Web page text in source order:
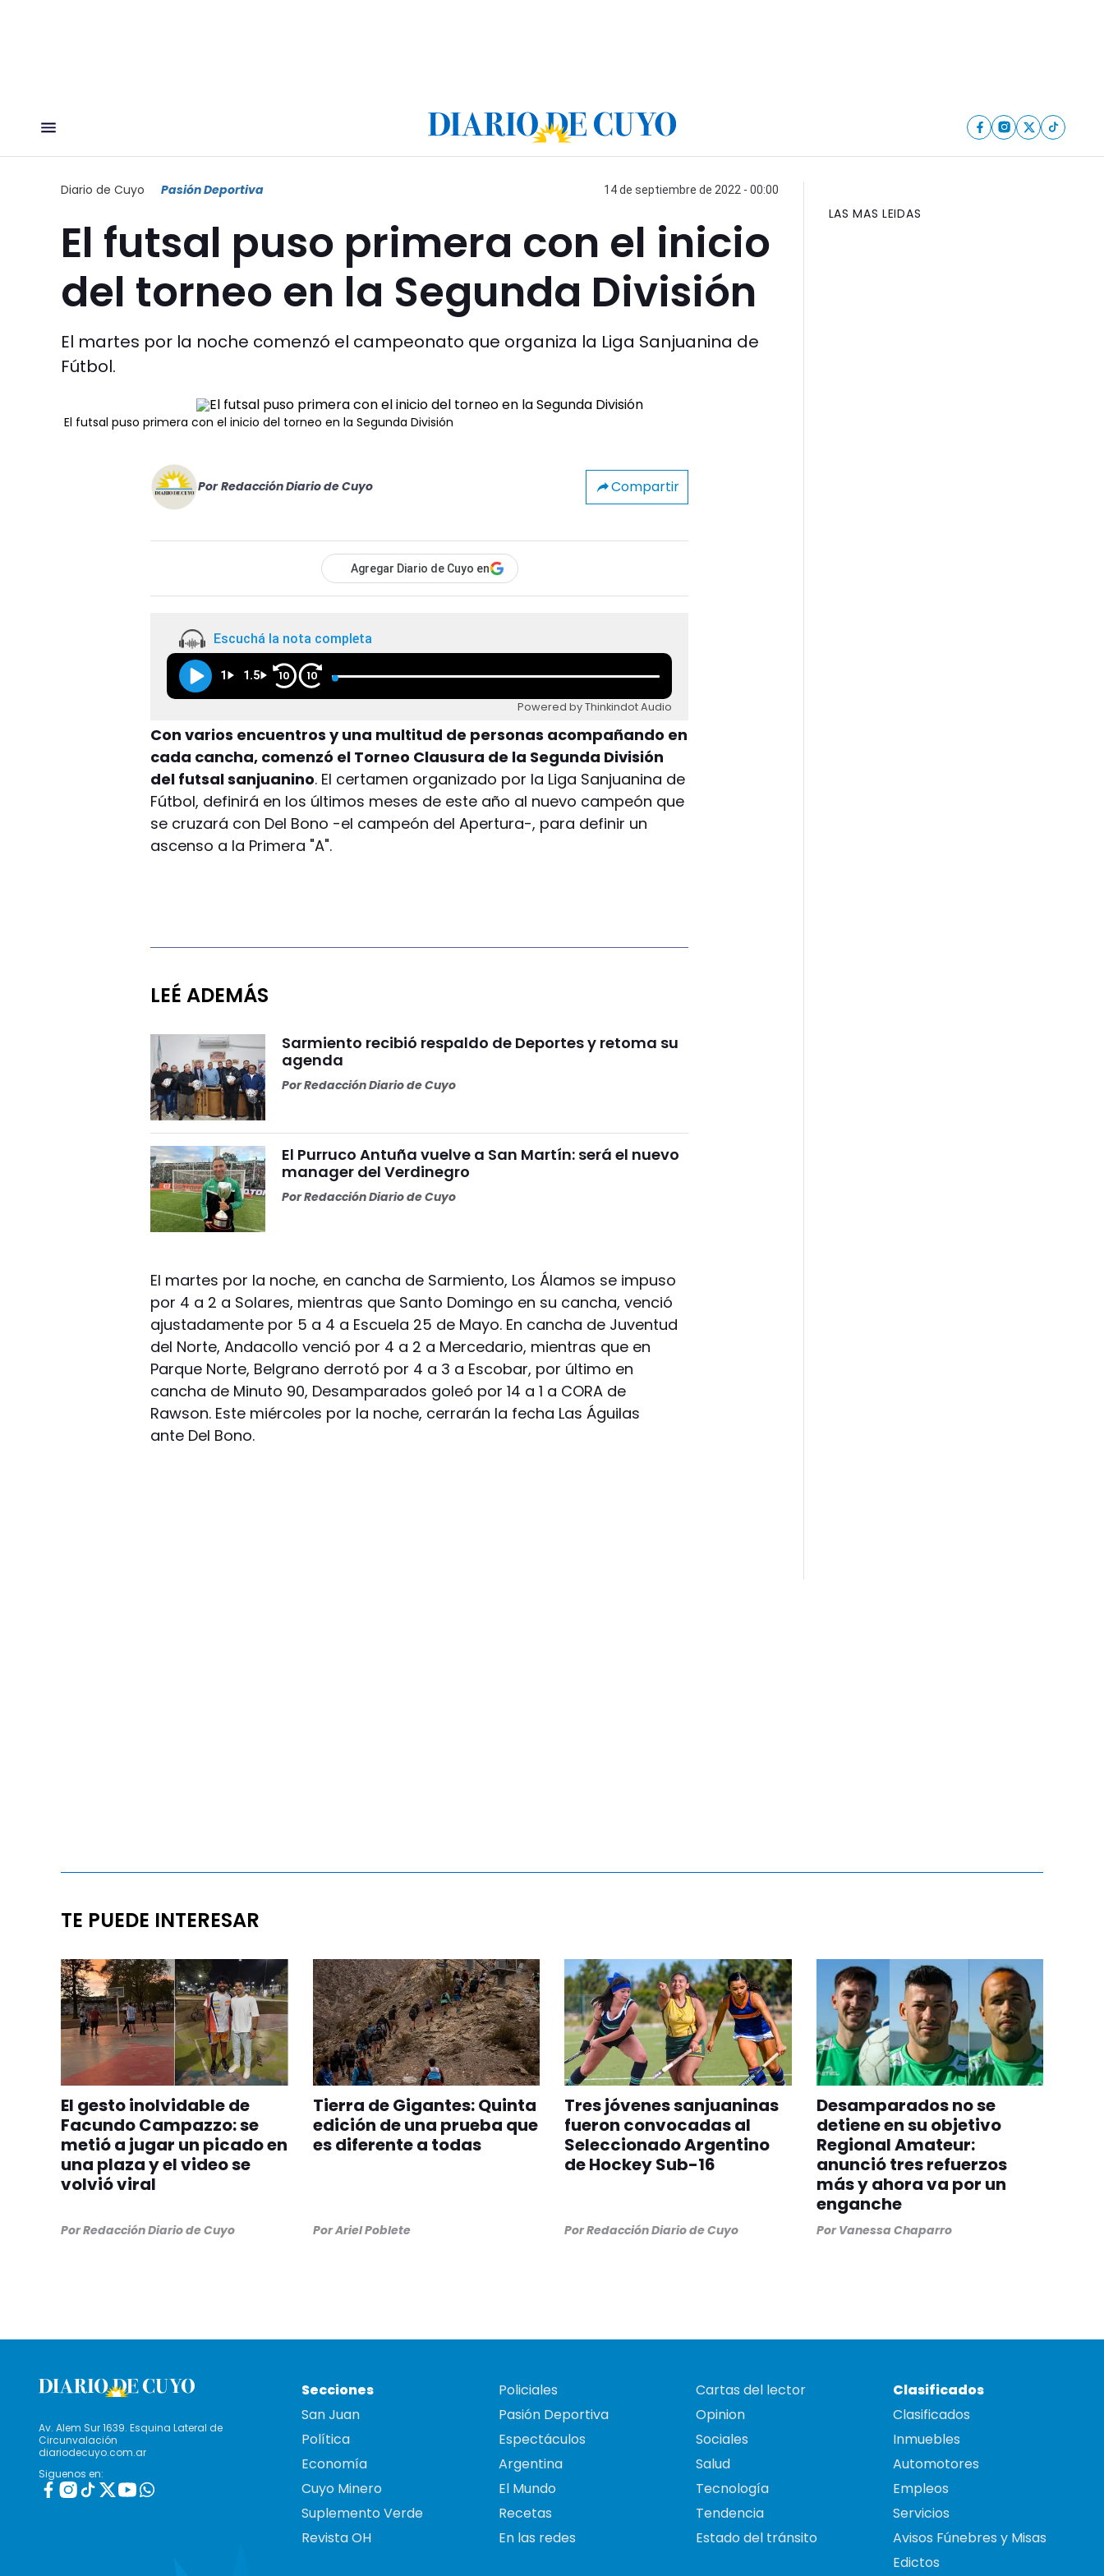
Diario de Cuyo Pasión Deportiva 14 de septiembre de 2022 - 00:00
El futsal puso primera con el inicio
del torneo en la Segunda División
El martes por la noche comenzó el campeonato que organiza la Liga Sanjuanina de
Fútbol.
El futsal puso primera con el inicio del torneo en la Segunda División
Por Redacción Diario de Cuyo Compartir
Agregar Diario de Cuyo en
Escuchá la nota completa
1 1.5 10 10
Powered by Thinkindot Audio
Con varios encuentros y una multitud de personas acompañando en
cada cancha, comenzó el Torneo Clausura de la Segunda División
del futsal sanjuanino. El certamen organizado por la Liga Sanjuanina de
Fútbol, definirá en los últimos meses de este año al nuevo campeón que
se cruzará con Del Bono -el campeón del Apertura-, para definir un
ascenso a la Primera "A".
LEÉ ADEMÁS
Sarmiento recibió respaldo de Deportes y retoma su
agenda
PorRedacción Diario de Cuyo
El Purruco Antuña vuelve a San Martín: será el nuevo
manager del Verdinegro
PorRedacción Diario de Cuyo
El martes por la noche, en cancha de Sarmiento, Los Álamos se impuso
por 4 a 2 a Solares, mientras que Santo Domingo en su cancha, venció
ajustadamente por 5 a 4 a Escuela 25 de Mayo. En cancha de Juventud
del Norte, Andacollo venció por 4 a 2 a Mercedario, mientras que en
Parque Norte, Belgrano derrotó por 4 a 3 a Escobar, por último en
cancha de Minuto 90, Desamparados goleó por 14 a 1 a CORA de
Rawson. Este miércoles por la noche, cerrarán la fecha Las Águilas
ante Del Bono.
LAS MAS LEIDAS
TE PUEDE INTERESAR
El gesto inolvidable de
Facundo Campazzo: se
metió a jugar un picado en
una plaza y el video se
volvió viral
PorRedacción Diario de Cuyo
Tierra de Gigantes: Quinta
edición de una prueba que
es diferente a todas
PorAriel Poblete
Tres jóvenes sanjuaninas
fueron convocadas al
Seleccionado Argentino
de Hockey Sub-16
PorRedacción Diario de Cuyo
Desamparados no se
detiene en su objetivo
Regional Amateur:
anunció tres refuerzos
más y ahora va por un
enganche
Por Vanessa Chaparro
Av. Alem Sur 1639. Esquina Lateral de
Circunvalación
diariodecuyo.com.ar
Siguenos en:
Secciones
San Juan
Política
Economía
Cuyo Minero
Suplemento Verde
Revista OH
Policiales
Pasión Deportiva
Espectáculos
Argentina
El Mundo
Recetas
En las redes
Cartas del lector
Opinion
Sociales
Salud
Tecnología
Tendencia
Estado del tránsito
Clasificados
Clasificados
Inmuebles
Automotores
Empleos
Servicios
Avisos Fúnebres y Misas
Edictos